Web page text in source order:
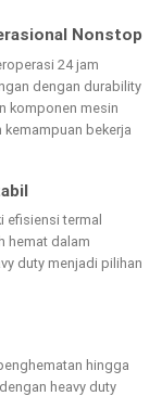
Nonstop
24 jam
dengan durability
komponen mesin
bekerja
efisiensi termal
hemat dalam
duty menjadi pilihan
hingga
heavy duty